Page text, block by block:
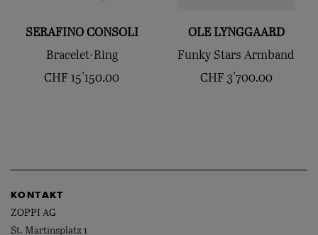
SERAFINO CONSOLI
Bracelet-Ring
CHF 15'150.00
OLE LYNGGAARD
Funky Stars Armband
CHF 3'700.00
KONTAKT
ZOPPI AG
St. Martinsplatz 1